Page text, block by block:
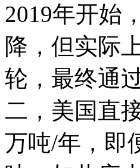
2019年开始
降，但实际
轮，最终通
二，美国直
万吨/年，即